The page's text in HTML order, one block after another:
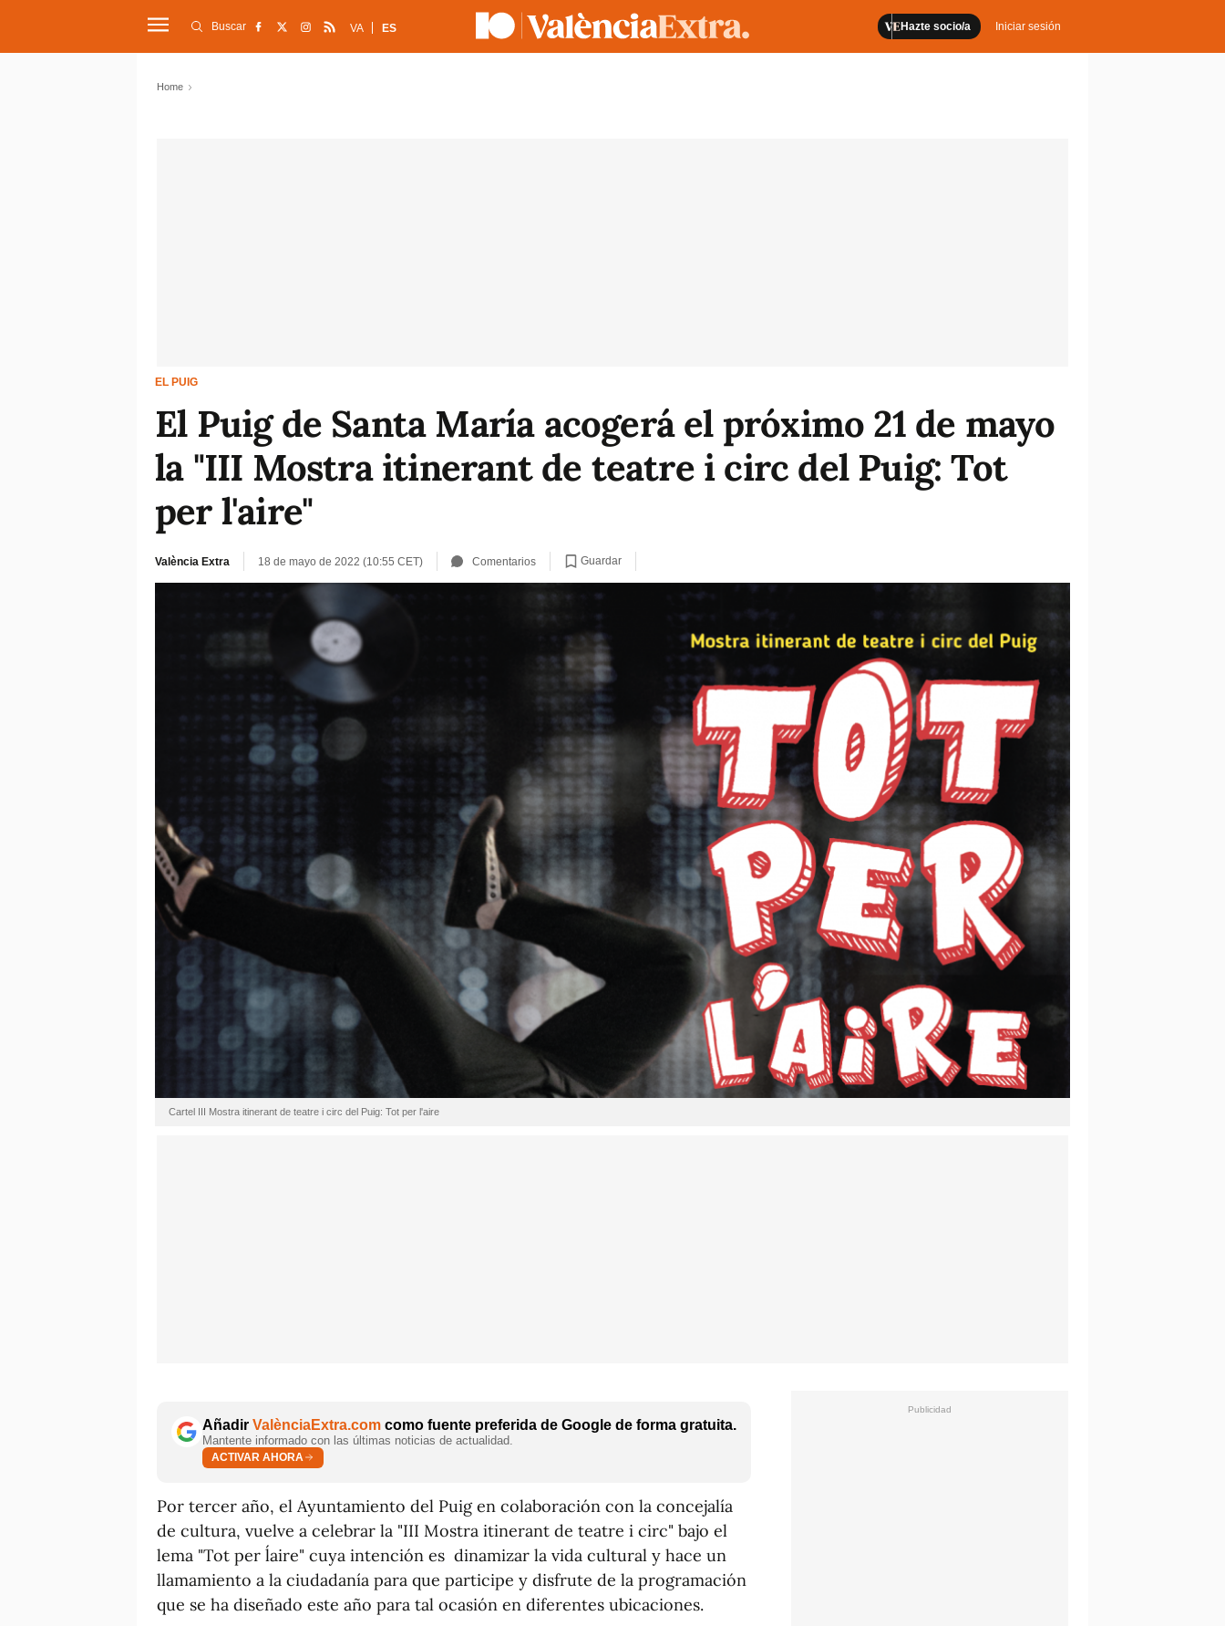
Hazte socio/a Iniciar sesión
Buscar VA ES
Home
EL PUIG
El Puig de Santa María acogerá el próximo 21 de mayo
la "III Mostra itinerant de teatre i circ del Puig: Tot
per l'aire"
València Extra 18 de mayo de 2022 (10:55 CET) Comentarios Guardar
Cartel III Mostra itinerant de teatre i circ del Puig: Tot per l'aire
Añadir ValènciaExtra.com como fuente preferida de Google de forma gratuita.
Mantente informado con las últimas noticias de actualidad.
ACTIVAR AHORA
Por tercer año, el Ayuntamiento del Puig en colaboración con la concejalía
de cultura, vuelve a celebrar la "III Mostra itinerant de teatre i circ" bajo el
lema "Tot per l´aire" cuya intención es dinamizar la vida cultural y hace un
llamamiento a la ciudadanía para que participe y disfrute de la programación
que se ha diseñado este año para tal ocasión en diferentes ubicaciones.